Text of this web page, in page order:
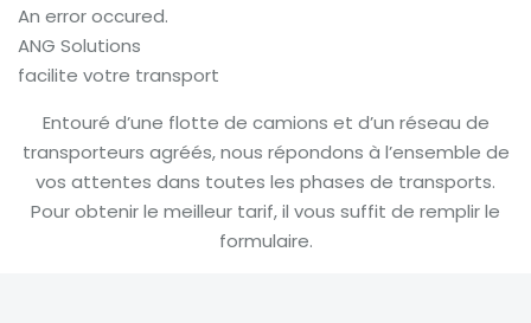
An error occured.
ANG Solutions
facilite votre transport
Entouré d’une flotte de camions et d’un réseau de
transporteurs agréés, nous répondons à l’ensemble de
vos attentes dans toutes les phases de transports.
Pour obtenir le meilleur tarif, il vous suffit de remplir le
formulaire.